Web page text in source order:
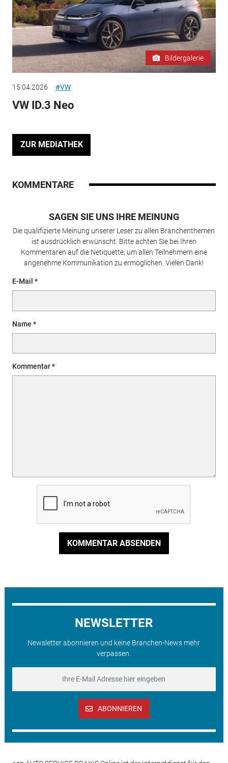
Bildergalerie
15.04.2026 #VW
VW ID.3 Neo
ZUR MEDIATHEK
KOMMENTARE
SAGEN SIE UNS IHRE MEINUNG
Die qualifizierte Meinung unserer Leser zu allen Branchenthemen
ist ausdrücklich erwünscht. Bitte achten Sie bei Ihren
Kommentaren auf die Netiquette, um allen Teilnehmern eine
angenehme Kommunikation zu ermöglichen. Vielen Dank!
E-Mail
Name
Kommentar
KOMMENTAR ABSENDEN
NEWSLETTER
Newsletter abonnieren und keine Branchen-News mehr
verpassen.
ABONNIEREN